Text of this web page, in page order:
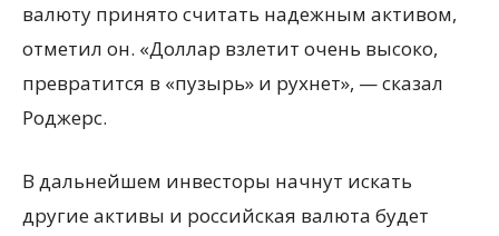
валюту принято считать надежным активом,
отметил он. «Доллар взлетит очень высоко,
превратится в «пузырь» и рухнет», — сказал
Роджерс.
В дальнейшем инвесторы начнут искать
другие активы и российская валюта будет